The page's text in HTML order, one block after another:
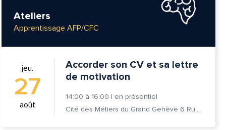
Ateliers
Apprentissage AFP/CFC
jeu.
27
août
Accorder son CV et sa lettre
de motivation
14:00 à 16:00 | en présentiel
Cité des Métiers du Grand Genève 6 Rue Prévost-Martin 1205 Genève